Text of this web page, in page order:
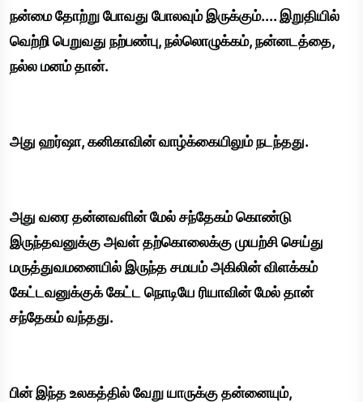
நன்மை தோற்று போவது போலவும் இருக்கும்.... இறுதியில்
வெற்றி பெறுவது நற்பண்பு, நல்லொழுக்கம், நன்னடத்தை,
நல்ல மனம் தான்.
அது ஹர்ஷா, கனிகாவின் வாழ்க்கையிலும் நடந்தது.
அது வரை தன்னவளின் மேல் சந்தேகம் கொண்டு
இருந்தவனுக்கு அவள் தற்கொலைக்கு முயற்சி செய்து
மருத்துவமனையில் இருந்த சமயம் அகிலின் விளக்கம்
கேட்டவனுக்குக் கேட்ட நொடியே ரியாவின் மேல் தான்
சந்தேகம் வந்தது.
பின் இந்த உலகத்தில் வேறு யாருக்கு தன்னையும்,